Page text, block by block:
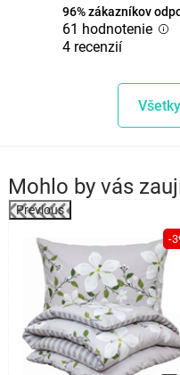
96% zákazníkov
61 hodnotenie
4 recenzií
Mohlo by vás
Previous
-